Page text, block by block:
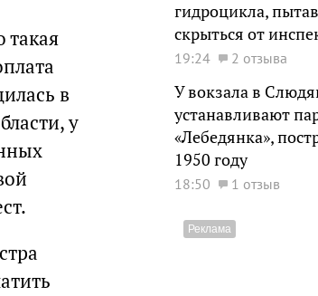
такая
в
у
гидроцикла,
скрыться от
19:24 2 отзыва
У вокзала в
устанавливают
«Лебедянка»,
1950 году
18:50 1 отзыв